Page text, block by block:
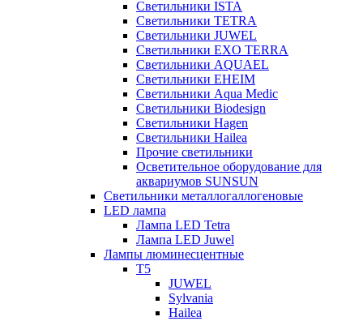
Светильники ISTA
Светильники TETRA
Светильники JUWEL
Светильники EXO TERRA
Светильники AQUAEL
Светильники EHEIM
Светильники Aqua Medic
Светильники Biodesign
Светильники Hagen
Светильники Hailea
Прочие светильники
Осветительное оборудование для
аквариумов SUNSUN
Светильники металлогаллогеновые
LED лампа
Лампа LED Tetra
Лампа LED Juwel
Лампы люминесцентные
T5
JUWEL
Sylvania
Hailea